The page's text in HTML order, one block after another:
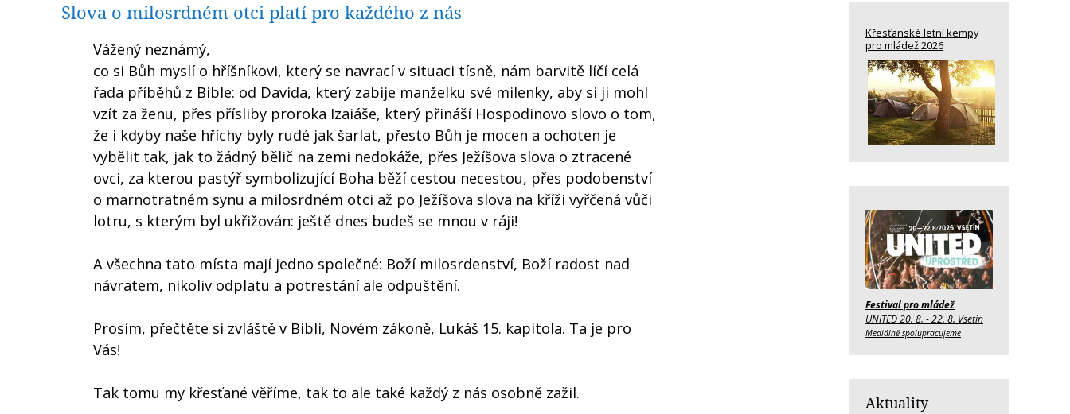
Slova o milosrdném otci platí pro každého z nás
Vážený neznámý,
co si Bůh myslí o hříšníkovi, který se navrací v situaci tísně, nám barvitě líčí celá
řada příběhů z Bible: od Davida, který zabije manželku své milenky, aby si ji mohl
vzít za ženu, přes přísliby proroka Izaiáše, který přináší Hospodinovo slovo o tom,
že i kdyby naše hříchy byly rudé jak šarlat, přesto Bůh je mocen a ochoten je
vybělit tak, jak to žádný bělič na zemi nedokáže, přes Ježíšova slova o ztracené
ovci, za kterou pastýř symbolizující Boha běží cestou necestou, přes podobenství
o marnotratném synu a milosrdném otci až po Ježíšova slova na kříži vyřčená vůči
lotru, s kterým byl ukřižován: ještě dnes budeš se mnou v ráji!
A všechna tato místa mají jedno společné: Boží milosrdenství, Boží radost nad
návratem, nikoliv odplatu a potrestání ale odpuštění.
Prosím, přečtěte si zvláště v Bibli, Novém zákoně, Lukáš 15. kapitola. Ta je pro
Vás!
Tak tomu my křesťané věříme, tak to ale také každý z nás osobně zažil.
Křesťanské letní kempy
pro mládež 2026
Festival pro mládež
UNITED 20. 8. - 22. 8. Vsetín
Mediálně spolupracujeme
Aktuality